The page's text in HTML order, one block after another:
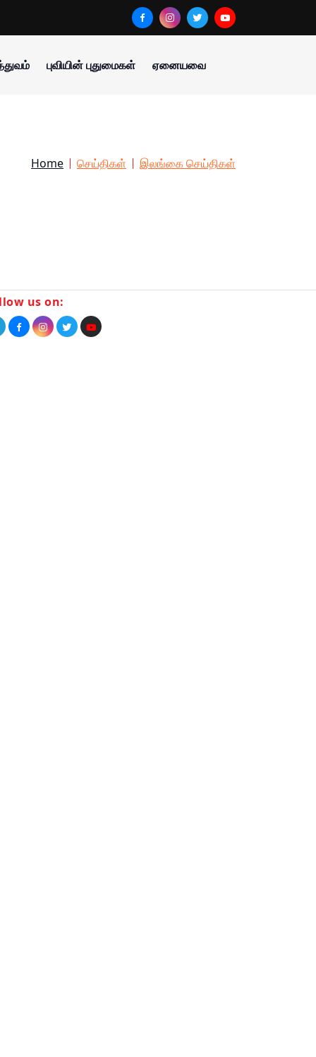
புவியின் புதுமைகள் ஏனையவை
Home செய்திகள் இலங்கை செய்திகள்
us on: